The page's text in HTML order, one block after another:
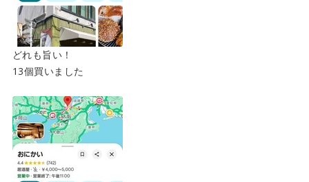
どれも旨い！
13個買いました